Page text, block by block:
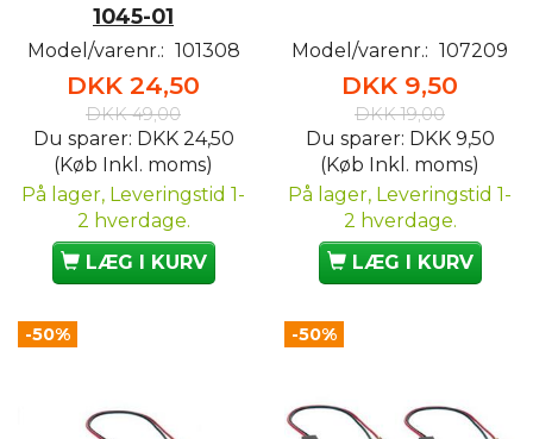
1045-01
Model/varenr.: 101308
DKK 24,50
DKK 49,00
Du sparer: DKK 24,50
(Køb Inkl. moms)
På lager, Leveringstid 1-
2 hverdage.
LÆG I KURV
Model/varenr.: 107209
DKK 9,50
DKK 19,00
Du sparer: DKK 9,50
(Køb Inkl. moms)
På lager, Leveringstid 1-
2 hverdage.
LÆG I KURV
-50% -50%